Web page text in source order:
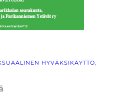
HYVÄKSIKÄYTTÖ